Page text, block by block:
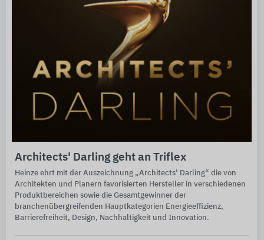
Architects' Darling geht an Triflex
Heinze ehrt mit der Auszeichnung „Architects’ Darling“ die von
Architekten und Planern favorisierten Hersteller in verschiedenen
Produktbereichen sowie die Gesamtgewinner der
branchenübergreifenden Hauptkategorien Energieeffizienz,
Barrierefreiheit, Design, Nachhaltigkeit und Innovation.